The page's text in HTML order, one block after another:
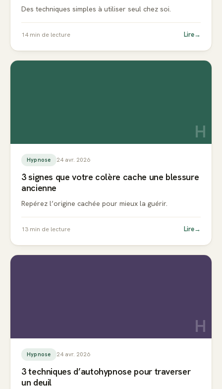
Des techniques simples à utiliser seul chez soi.
14min de lecture Lire→
H
Hypnose 24 avr. 2026
3 signes que votre colère cache une blessure
ancienne
Repérez l’origine cachée pour mieux la guérir.
13 min de lecture Lire→
H
Hypnose 24 avr. 2026
3 techniques d’autohypnose pour traverser
un deuil